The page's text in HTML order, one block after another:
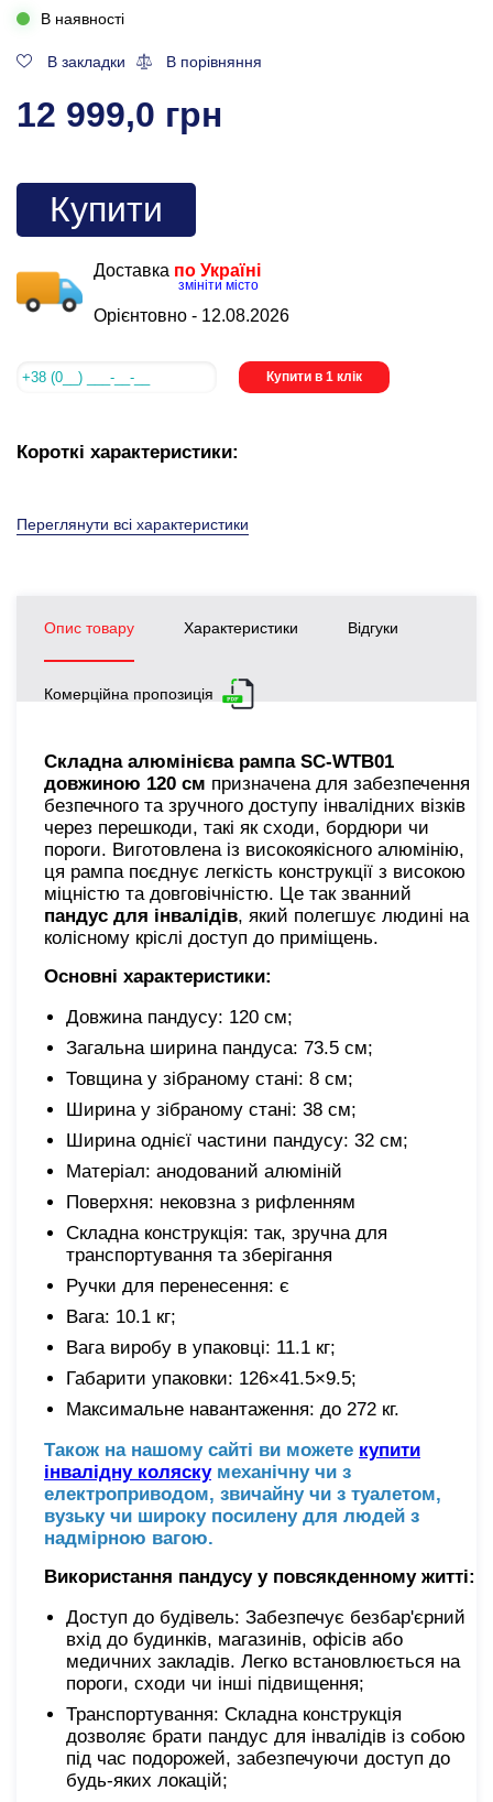
В наявності
В закладки В порівняння
12 999,0 грн
Купити
Доставка по Україні
змініти місто
Орієнтовно - 12.08.2026
Купити в 1 клік
Короткі характеристики:
Переглянути всі характеристики
Опис товару Характеристики Відгуки
Комерційна пропозиція
Складна алюмінієва рампа SC-WTB01
довжиною 120 см призначена для забезпечення
безпечного та зручного доступу інвалідних візків
через перешкоди, такі як сходи, бордюри чи
пороги. Виготовлена ​​із високоякісного алюмінію,
ця рампа поєднує легкість конструкції з високою
міцністю та довговічністю. Це так званний
пандус для інвалідів, який полегшує людині на
колісному кріслі доступ до приміщень.
Основні характеристики:
Довжина пандусу: 120 см;
Загальна ширина пандуса: 73.5 см;
Товщина у зібраному стані: 8 см;
Ширина у зібраному стані: 38 см;
Ширина однієї частини пандусу: 32 см;
Матеріал: анодований алюміній
Поверхня: нековзна з рифленням
Складна конструкція: так, зручна для
транспортування та зберігання
Ручки для перенесення: є
Вага: 10.1 кг;
Вага виробу в упаковці: 11.1 кг;
Габарити упаковки: 126×41.5×9.5;
Максимальне навантаження: до 272 кг.
Також на нашому сайті ви можете купити
інвалідну коляскумеханічну чи з
електроприводом, звичайну чи з туалетом,
вузьку чи широку посилену для людей з
надмірною вагою.
Використання пандусу у повсякденному житті:
Доступ до будівель: Забезпечує безбар'єрний
вхід до будинків, магазинів, офісів або
медичних закладів. Легко встановлюється на
пороги, сходи чи інші підвищення;
Транспортування: Складна конструкція
дозволяє брати пандус для інвалідів із собою
під час подорожей, забезпечуючи доступ до
будь-яких локацій;